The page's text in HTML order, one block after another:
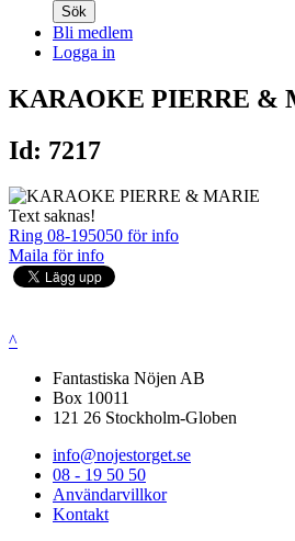
Sök
Bli medlem
Logga in
KARAOKE PIERRE &
Id: 7217
Text saknas!
Ring 08-195050 för info
Maila för info
^
Fantastiska Nöjen AB
Box 10011
121 26 Stockholm-Globen
info@nojestorget.se
08 - 19 50 50
Användarvillkor
Kontakt